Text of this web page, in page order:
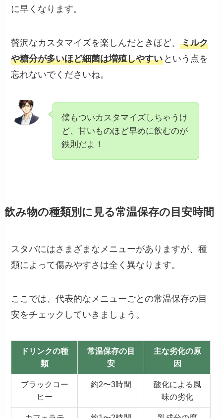
に早くなります。
贅沢なカスタマイズを楽しんだときほど、ミルク
や糖分が多いほど細菌は増殖しやすい という点を
忘れないでくださいね。
僕もついカスタマイズしちゃうけ
ど、甘いものほど早めに飲むのが
鉄則だよ！
飲み物の種類別に見る常温保存の目安時間
スタバにはさまざまなメニューがありますが、種
類によって傷みやすさは全く異なります。
ここでは、代表的なメニューごとの常温保存の目
安をチェックしていきましょう。
ドリンクの種
類
常温保存の目
安
主な劣化の原
因
ブラックコー
ヒー
約2〜3時間
酸化による風
味の劣化